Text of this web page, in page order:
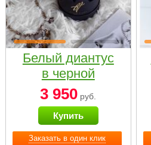
Заказать в один клик
Белый диантус
в черной
коробке Small
3 950 руб.
Купить